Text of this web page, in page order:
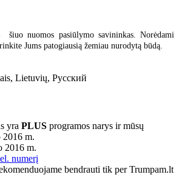
šiuo nuomos pasiūlymo savininkas. Norėdami
Jums patogiausią žemiau nurodytą būdą.
Lietuvių, Русский
yra PLUS programos narys ir mūsų
2016 m.
2016 m.
numerį
bendrauti tik per Trumpam.lt